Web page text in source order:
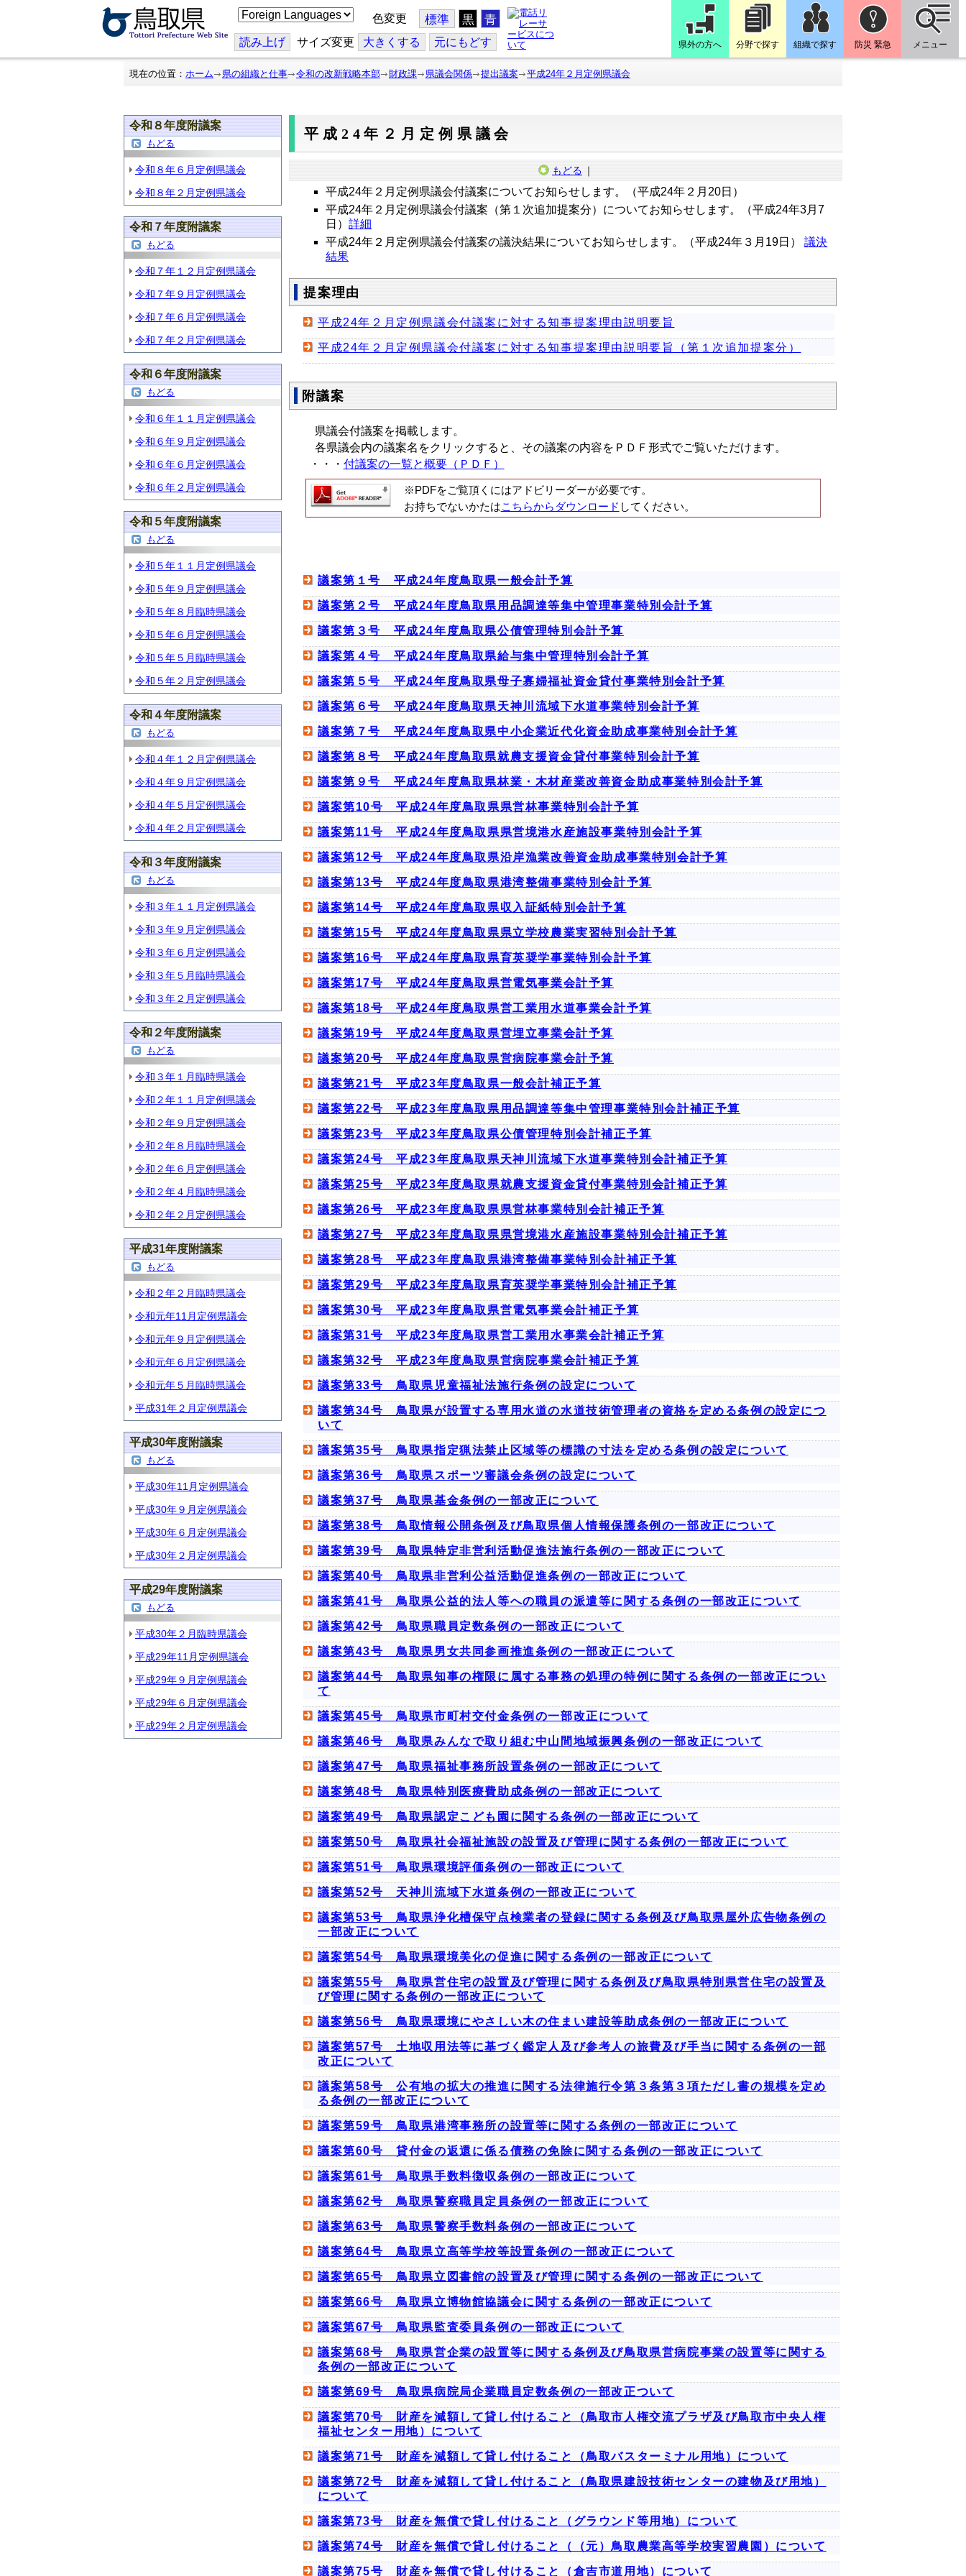
こ
の
ジ
を
翻
色変更 標準 黒 青
読み上げ サイズ変更 大きくする 元にもどす 県外の方へ 分野で探す 組織で探す 防災 緊急 メニュー
現在の位置： ホーム 県の組織と仕事 令和の改新戦略本部 財政課 県議会関係 提出議案 平成24年２月定例県議会
令和８年度附議案
もどる
令和８年６月定例県議会
令和８年２月定例県議会
令和７年度附議案
もどる
令和７年１２月定例県議会
令和７年９月定例県議会
令和７年６月定例県議会
令和７年２月定例県議会
令和６年度附議案
もどる
令和６年１１月定例県議会
令和６年９月定例県議会
令和６年６月定例県議会
令和６年２月定例県議会
令和５年度附議案
もどる
令和５年１１月定例県議会
令和５年９月定例県議会
令和５年８月臨時県議会
令和５年６月定例県議会
令和５年５月臨時県議会
令和５年２月定例県議会
令和４年度附議案
もどる
令和４年１２月定例県議会
令和４年９月定例県議会
令和４年５月定例県議会
令和４年２月定例県議会
令和３年度附議案
もどる
令和３年１１月定例県議会
令和３年９月定例県議会
令和３年６月定例県議会
令和３年５月臨時県議会
令和３年２月定例県議会
令和２年度附議案
もどる
令和３年１月臨時県議会
令和２年１１月定例県議会
令和２年９月定例県議会
令和２年８月臨時県議会
令和２年６月定例県議会
令和２年４月臨時県議会
令和２年２月定例県議会
平成31年度附議案
もどる
令和２年２月臨時県議会
令和元年11月定例県議会
令和元年９月定例県議会
令和元年６月定例県議会
令和元年５月臨時県議会
平成31年２月定例県議会
平成30年度附議案
もどる
平成30年11月定例県議会
平成30年９月定例県議会
平成30年６月定例県議会
平成30年２月定例県議会
平成29年度附議案
もどる
平成30年２月臨時県議会
平成29年11月定例県議会
平成29年９月定例県議会
平成29年６月定例県議会
平成29年２月定例県議会
平成24年２月定例県議会
もどる ｜
平成24年２月定例県議会付議案についてお知らせします。（平成24年２月20日）
平成24年２月定例県議会付議案（第１次追加提案分）についてお知らせします。（平成24年3月7
日）詳細
平成24年２月定例県議会付議案の議決結果についてお知らせします。（平成24年３月19日）議決
結果
提案理由
平成24年２月定例県議会付議案に対する知事提案理由説明要旨
平成24年２月定例県議会付議案に対する知事提案理由説明要旨（第１次追加提案分）
附議案
県議会付議案を掲載します。
各県議会内の議案名をクリックすると、その議案の内容をＰＤＦ形式でご覧いただけます。
・・・ 付議案の一覧と概要（ＰＤＦ）
※PDFをご覧頂くにはアドビリーダーが必要です。
お持ちでないかたはこちらからダウンロード してください。
議案第１号 平成24年度鳥取県一般会計予算
議案第２号 平成24年度鳥取県用品調達等集中管理事業特別会計予算
議案第３号 平成24年度鳥取県公債管理特別会計予算
議案第４号 平成24年度鳥取県給与集中管理特別会計予算
議案第５号 平成24年度鳥取県母子寡婦福祉資金貸付事業特別会計予算
議案第６号 平成24年度鳥取県天神川流域下水道事業特別会計予算
議案第７号 平成24年度鳥取県中小企業近代化資金助成事業特別会計予算
議案第８号 平成24年度鳥取県就農支援資金貸付事業特別会計予算
議案第９号 平成24年度鳥取県林業・木材産業改善資金助成事業特別会計予算
議案第10号 平成24年度鳥取県県営林事業特別会計予算
議案第11号 平成24年度鳥取県県営境港水産施設事業特別会計予算
議案第12号 平成24年度鳥取県沿岸漁業改善資金助成事業特別会計予算
議案第13号 平成24年度鳥取県港湾整備事業特別会計予算
議案第14号 平成24年度鳥取県収入証紙特別会計予算
議案第15号 平成24年度鳥取県県立学校農業実習特別会計予算
議案第16号 平成24年度鳥取県育英奨学事業特別会計予算
議案第17号 平成24年度鳥取県営電気事業会計予算
議案第18号 平成24年度鳥取県営工業用水道事業会計予算
議案第19号 平成24年度鳥取県営埋立事業会計予算
議案第20号 平成24年度鳥取県営病院事業会計予算
議案第21号 平成23年度鳥取県一般会計補正予算
議案第22号 平成23年度鳥取県用品調達等集中管理事業特別会計補正予算
議案第23号 平成23年度鳥取県公債管理特別会計補正予算
議案第24号 平成23年度鳥取県天神川流域下水道事業特別会計補正予算
議案第25号 平成23年度鳥取県就農支援資金貸付事業特別会計補正予算
議案第26号 平成23年度鳥取県県営林事業特別会計補正予算
議案第27号 平成23年度鳥取県県営境港水産施設事業特別会計補正予算
議案第28号 平成23年度鳥取県港湾整備事業特別会計補正予算
議案第29号 平成23年度鳥取県育英奨学事業特別会計補正予算
議案第30号 平成23年度鳥取県営電気事業会計補正予算
議案第31号 平成23年度鳥取県営工業用水事業会計補正予算
議案第32号 平成23年度鳥取県営病院事業会計補正予算
議案第33号 鳥取県児童福祉法施行条例の設定について
議案第34号 鳥取県が設置する専用水道の水道技術管理者の資格を定める条例の設定につ
いて
議案第35号 鳥取県指定猟法禁止区域等の標識の寸法を定める条例の設定について
議案第36号 鳥取県スポーツ審議会条例の設定について
議案第37号 鳥取県基金条例の一部改正について
議案第38号 鳥取情報公開条例及び鳥取県個人情報保護条例の一部改正について
議案第39号 鳥取県特定非営利活動促進法施行条例の一部改正について
議案第40号 鳥取県非営利公益活動促進条例の一部改正について
議案第41号 鳥取県公益的法人等への職員の派遣等に関する条例の一部改正について
議案第42号 鳥取県職員定数条例の一部改正について
議案第43号 鳥取県男女共同参画推進条例の一部改正について
議案第44号 鳥取県知事の権限に属する事務の処理の特例に関する条例の一部改正につい
て
議案第45号 鳥取県市町村交付金条例の一部改正について
議案第46号 鳥取県みんなで取り組む中山間地域振興条例の一部改正について
議案第47号 鳥取県福祉事務所設置条例の一部改正について
議案第48号 鳥取県特別医療費助成条例の一部改正について
議案第49号 鳥取県認定こども園に関する条例の一部改正について
議案第50号 鳥取県社会福祉施設の設置及び管理に関する条例の一部改正について
議案第51号 鳥取県環境評価条例の一部改正について
議案第52号 天神川流域下水道条例の一部改正について
議案第53号 鳥取県浄化槽保守点検業者の登録に関する条例及び鳥取県屋外広告物条例の
一部改正について
議案第54号 鳥取県環境美化の促進に関する条例の一部改正について
議案第55号 鳥取県営住宅の設置及び管理に関する条例及び鳥取県特別県営住宅の設置及
び管理に関する条例の一部改正について
議案第56号 鳥取県環境にやさしい木の住まい建設等助成条例の一部改正について
議案第57号 土地収用法等に基づく鑑定人及び参考人の旅費及び手当に関する条例の一部
改正について
議案第58号 公有地の拡大の推進に関する法律施行令第３条第３項ただし書の規模を定め
る条例の一部改正について
議案第59号 鳥取県港湾事務所の設置等に関する条例の一部改正について
議案第60号 貸付金の返還に係る債務の免除に関する条例の一部改正について
議案第61号 鳥取県手数料徴収条例の一部改正について
議案第62号 鳥取県警察職員定員条例の一部改正について
議案第63号 鳥取県警察手数料条例の一部改正について
議案第64号 鳥取県立高等学校等設置条例の一部改正について
議案第65号 鳥取県立図書館の設置及び管理に関する条例の一部改正について
議案第66号 鳥取県立博物館協議会に関する条例の一部改正について
議案第67号 鳥取県監査委員条例の一部改正について
議案第68号 鳥取県営企業の設置等に関する条例及び鳥取県営病院事業の設置等に関する
条例の一部改正について
議案第69号 鳥取県病院局企業職員定数条例の一部改正ついて
議案第70号 財産を減額して貸し付けること（鳥取市人権交流プラザ及び鳥取市中央人権
福祉センター用地）について
議案第71号 財産を減額して貸し付けること（鳥取バスターミナル用地）について
議案第72号 財産を減額して貸し付けること（鳥取県建設技術センターの建物及び用地）
について
議案第73号 財産を無償で貸し付けること（グラウンド等用地）について
議案第74号 財産を無償で貸し付けること（（元）鳥取農業高等学校実習農園）について
議案第75号 財産を無償で貸し付けること（倉吉市道用地）について